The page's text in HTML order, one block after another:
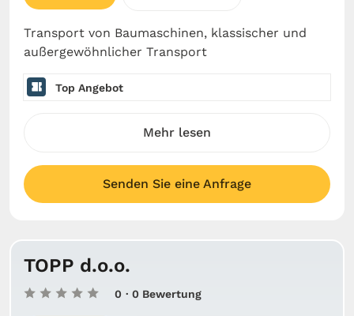
Transport von Baumaschinen, klassischer und
außergewöhnlicher Transport
Top Angebot
Mehr lesen
Senden Sie eine Anfrage
TOPP d.o.o.
0 · 0 Bewertung